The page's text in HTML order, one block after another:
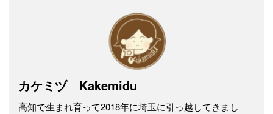
カケミヅ Kakemidu
高知で生まれ育って2018年に埼玉に引っ越してきまし